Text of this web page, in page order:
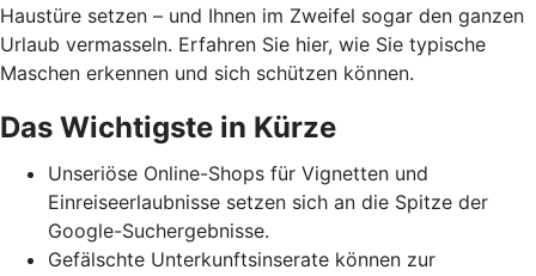
Haustüre setzen – und Ihnen im Zweifel sogar den ganzen
Urlaub vermasseln. Erfahren Sie hier, wie Sie typische
Maschen erkennen und sich schützen können.
Das Wichtigste in Kürze
Unseriöse Online-Shops für Vignetten und
Einreiseerlaubnisse setzen sich an die Spitze der
Google-Suchergebnisse.
Gefälschte Unterkunftsinserate können zur